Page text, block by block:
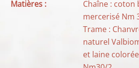
Matières :
Chaîne : coton
mercerisé Nm
Trame :
naturel
et laine colorée